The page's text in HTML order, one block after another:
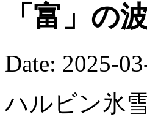
「富」の
Date: 2025-
ハルビン氷